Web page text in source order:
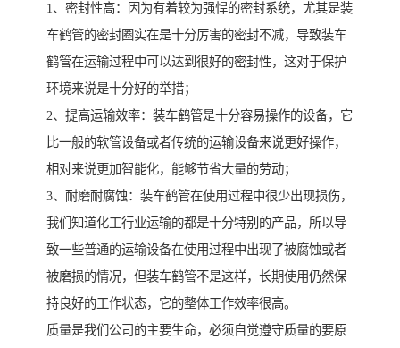
1、密封性高：因为有着较为强悍的密封系统，尤其是装
车鹤管的密封圈实在是十分厉害的密封不减，导致装车
鹤管在运输过程中可以达到很好的密封性，这对于保护
环境来说是十分好的举措；
2、提高运输效率：装车鹤管是十分容易操作的设备，它
比一般的软管设备或者传统的运输设备来说更好操作，
相对来说更加智能化，能够节省大量的劳动；
3、耐磨耐腐蚀：装车鹤管在使用过程中很少出现损伤，
我们知道化工行业运输的都是十分特别的产品，所以导
致一些普通的运输设备在使用过程中出现了被腐蚀或者
被磨损的情况，但装车鹤管不是这样，长期使用仍然保
持良好的工作状态，它的整体工作效率很高。
质量是我们公司的主要生命，必须自觉遵守质量的要原